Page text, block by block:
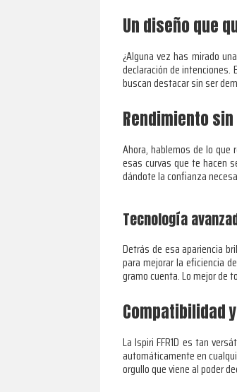
Un diseño que
¿Alguna vez has mirado
declaración de intenciones.
buscan destacar sin ser
Rendimiento
Ahora, hablemos de lo
esas curvas que te hacen
dándote la confianza
Tecnología
Detrás de esa apariencia
para mejorar la eficiencia
gramo cuenta. Lo mejor de
Compatibilidad
La Ispiri FFR1D es tan
automáticamente en
orgullo que viene al poder